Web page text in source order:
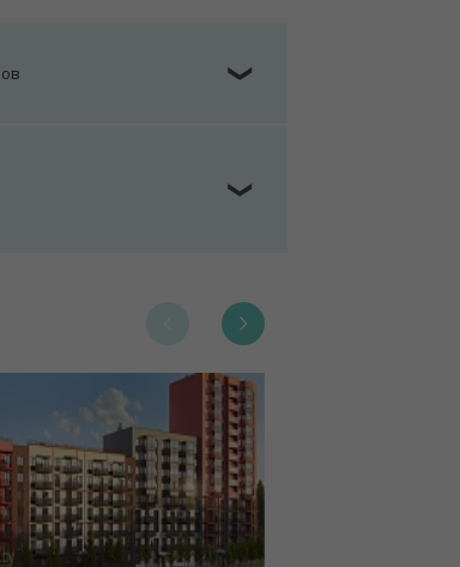
❯
❯